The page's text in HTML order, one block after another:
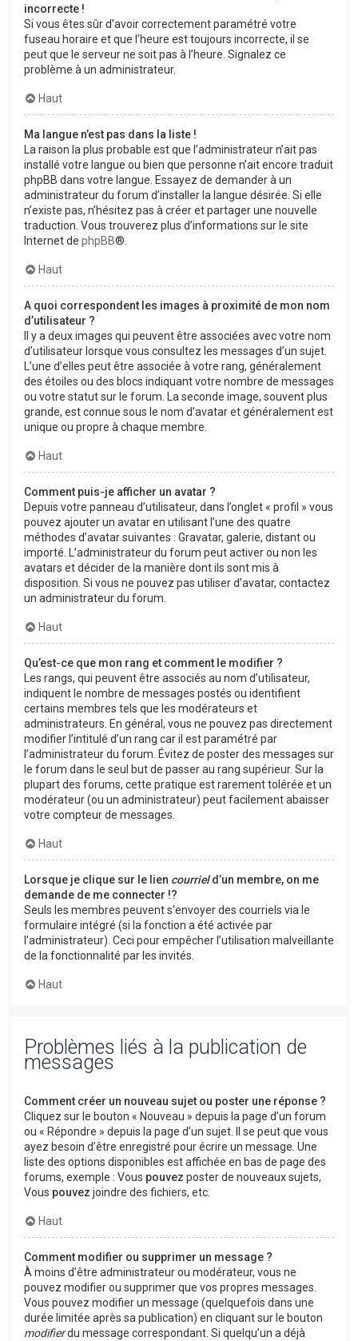
incorrecte !
Si vous êtes sûr d’avoir correctement paramétré votre
fuseau horaire et que l’heure est toujours incorrecte, il se
peut que le serveur ne soit pas à l’heure. Signalez ce
problème à un administrateur.
Haut
Ma langue n’est pas dans la liste !
La raison la plus probable est que l’administrateur n’ait pas
installé votre langue ou bien que personne n’ait encore traduit
phpBB dans votre langue. Essayez de demander à un
administrateur du forum d’installer la langue désirée. Si elle
n’existe pas, n’hésitez pas à créer et partager une nouvelle
traduction. Vous trouverez plus d’informations sur le site
Internet de phpBB®.
Haut
A quoi correspondent les images à proximité de mon nom
d’utilisateur ?
Il y a deux images qui peuvent être associées avec votre nom
d’utilisateur lorsque vous consultez les messages d’un sujet.
L’une d’elles peut être associée à votre rang, généralement
des étoiles ou des blocs indiquant votre nombre de messages
ou votre statut sur le forum. La seconde image, souvent plus
grande, est connue sous le nom d’avatar et généralement est
unique ou propre à chaque membre.
Haut
Comment puis-je afficher un avatar ?
Depuis votre panneau d’utilisateur, dans l’onglet « profil » vous
pouvez ajouter un avatar en utilisant l’une des quatre
méthodes d’avatar suivantes : Gravatar, galerie, distant ou
importé. L’administrateur du forum peut activer ou non les
avatars et décider de la manière dont ils sont mis à
disposition. Si vous ne pouvez pas utiliser d’avatar, contactez
un administrateur du forum.
Haut
Qu’est-ce que mon rang et comment le modifier ?
Les rangs, qui peuvent être associés au nom d’utilisateur,
indiquent le nombre de messages postés ou identifient
certains membres tels que les modérateurs et
administrateurs. En général, vous ne pouvez pas directement
modifier l’intitulé d’un rang car il est paramétré par
l’administrateur du forum. Évitez de poster des messages sur
le forum dans le seul but de passer au rang supérieur. Sur la
plupart des forums, cette pratique est rarement tolérée et un
modérateur (ou un administrateur) peut facilement abaisser
votre compteur de messages.
Haut
Lorsque je clique sur le lien courrield’un membre, on me
demande de me connecter !?
Seuls les membres peuvent s’envoyer des courriels via le
formulaire intégré (si la fonction a été activée par
l’administrateur). Ceci pour empêcher l’utilisation malveillante
de la fonctionnalité par les invités.
Haut
Problèmes liés à la publication de
messages
Comment créer un nouveau sujet ou poster une réponse ?
Cliquez sur le bouton « Nouveau » depuis la page d’un forum
ou « Répondre » depuis la page d’un sujet. Il se peut que vous
ayez besoin d’être enregistré pour écrire un message. Une
liste des options disponibles est affichée en bas de page des
forums, exemple : Vous pouvez poster de nouveaux sujets,
Vous pouvez joindre des fichiers, etc.
Haut
Comment modifier ou supprimer un message ?
À moins d’être administrateur ou modérateur, vous ne
pouvez modifier ou supprimer que vos propres messages.
Vous pouvez modifier un message (quelquefois dans une
durée limitée après sa publication) en cliquant sur le bouton
modifierdu message correspondant. Si quelqu’un a déjà